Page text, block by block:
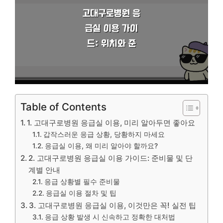
Table of Contents
1. 고대구로병원 응급실 이용, 미리 알아두면 좋아요
갑작스러운 응급 상황, 당황하지 마세요
응급실 이용, 왜 미리 알아야 할까요?
2. 고대구로병원 응급실 이용 가이드: 준비물 및 단
계별 안내
응급 상황별 필수 준비물
응급실 이용 절차 및 팁
3. 고대구로병원 응급실 이용, 이것만은 꼭! 실전 팁
응급 상황 발생 시 신속하고 정확한 대처법